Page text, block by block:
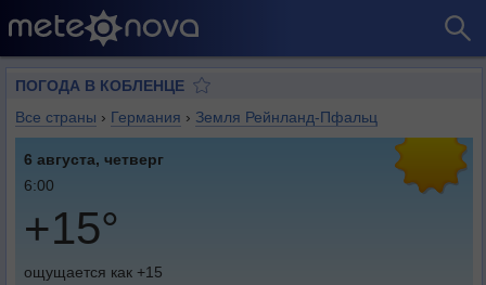
ПОГОДА В КОБЛЕНЦЕ
Все страны › Германия › Земля Рейнланд-Пфальц
6 августа, четверг
6:00
+15°
ощущается как +15